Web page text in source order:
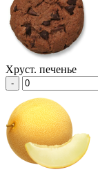
Хруст. печенье
-